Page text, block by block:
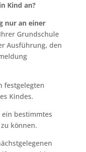
Kind an?
nur an einer
Grundschule
Ausführung, den
festgelegten
Kindes.
bestimmtes
können.